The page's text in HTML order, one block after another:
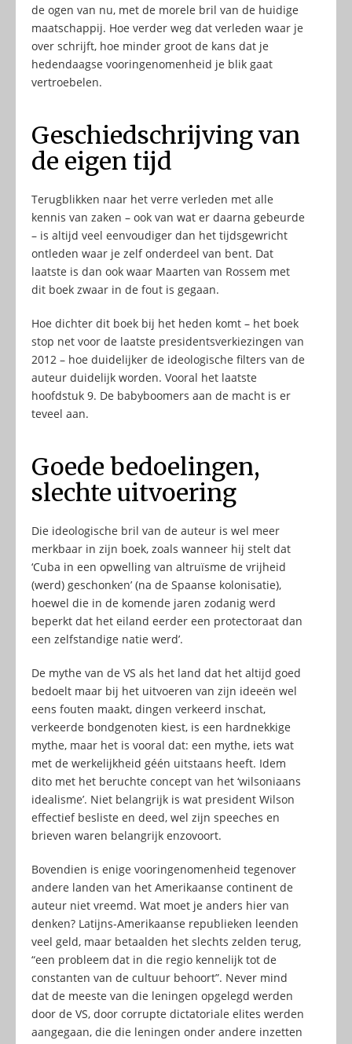
de ogen van nu, met de morele bril van de huidige
maatschappij. Hoe verder weg dat verleden waar je
over schrijft, hoe minder groot de kans dat je
hedendaagse vooringenomenheid je blik gaat
vertroebelen.
Geschiedschrijving van
de eigen tijd
Terugblikken naar het verre verleden met alle
kennis van zaken – ook van wat er daarna gebeurde
– is altijd veel eenvoudiger dan het tijdsgewricht
ontleden waar je zelf onderdeel van bent. Dat
laatste is dan ook waar Maarten van Rossem met
dit boek zwaar in de fout is gegaan.
Hoe dichter dit boek bij het heden komt – het boek
stop net voor de laatste presidentsverkiezingen van
2012 – hoe duidelijker de ideologische filters van de
auteur duidelijk worden. Vooral het laatste
hoofdstuk 9. De babyboomers aan de macht is er
teveel aan.
Goede bedoelingen,
slechte uitvoering
Die ideologische bril van de auteur is wel meer
merkbaar in zijn boek, zoals wanneer hij stelt dat
‘Cuba in een opwelling van altruïsme de vrijheid
(werd) geschonken’ (na de Spaanse kolonisatie),
hoewel die in de komende jaren zodanig werd
beperkt dat het eiland eerder een protectoraat dan
een zelfstandige natie werd’.
De mythe van de VS als het land dat het altijd goed
bedoelt maar bij het uitvoeren van zijn ideeën wel
eens fouten maakt, dingen verkeerd inschat,
verkeerde bondgenoten kiest, is een hardnekkige
mythe, maar het is vooral dat: een mythe, iets wat
met de werkelijkheid géén uitstaans heeft. Idem
dito met het beruchte concept van het ‘wilsoniaans
idealisme’. Niet belangrijk is wat president Wilson
effectief besliste en deed, wel zijn speeches en
brieven waren belangrijk enzovoort.
Bovendien is enige vooringenomenheid tegenover
andere landen van het Amerikaanse continent de
auteur niet vreemd. Wat moet je anders hier van
denken? Latijns-Amerikaanse republieken leenden
veel geld, maar betaalden het slechts zelden terug,
“een probleem dat in die regio kennelijk tot de
constanten van de cultuur behoort”. Never mind
dat de meeste van die leningen opgelegd werden
door de VS, door corrupte dictatoriale elites werden
aangegaan, die die leningen onder andere inzetten